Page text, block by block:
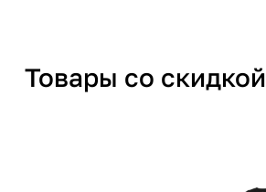
Товары со скидкой